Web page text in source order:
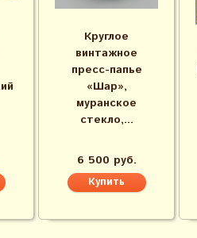
Круглое
винтажное
пресс-папье
«Шар»,
муранское
стекло,...
6 500 руб.